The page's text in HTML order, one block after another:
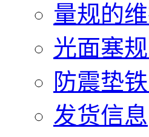
量规的
光面塞
防震垫
发货信息